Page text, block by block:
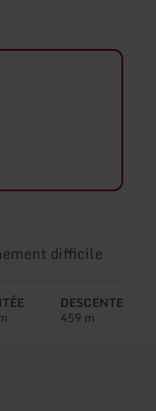
difficile
DESCENTE
459 m